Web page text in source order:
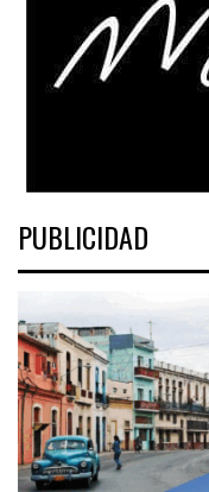
PUBLICIDAD